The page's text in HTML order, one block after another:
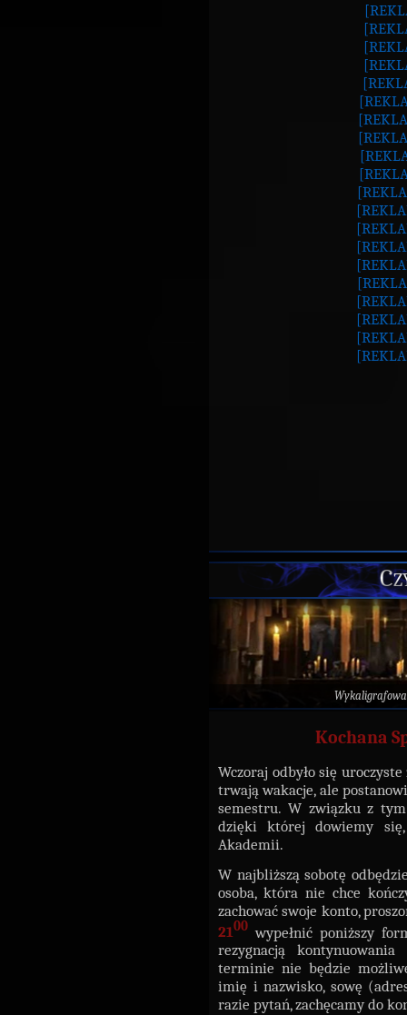
Kochana
Wczoraj odbyło się
trwają wakacje, ale
semestru. W związku z
dzięki której dowiemy
Akademii.
W najbliższą sobotę
osoba, która nie chce
zachować swoje konto,
2100 wypełnić poniższy
rezygnacją
terminie nie będzie
imię i nazwisko, sowę
razie pytań, zachęcamy do